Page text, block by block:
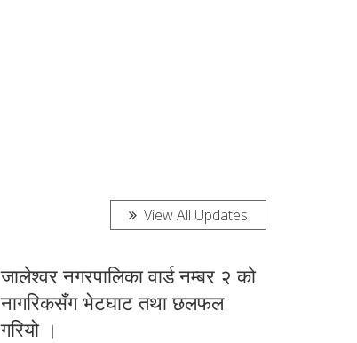
View All Updates
जालेश्वर नगरपालिका वार्ड नम्बर २ को
नागरिकसँग भेटघाट तथा छलफल
गरियो ।